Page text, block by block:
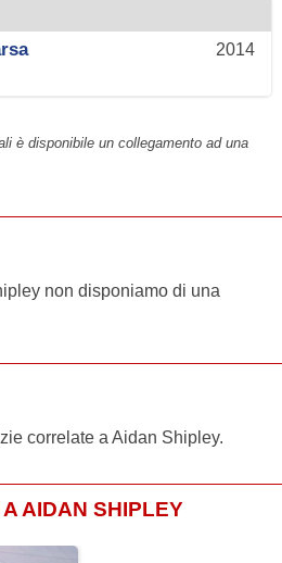
2014
è disponibile un collegamento ad una
non disponiamo di una
correlate a Aidan Shipley.
AIDAN SHIPLEY